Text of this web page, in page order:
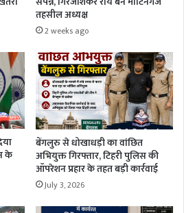
तहसील अध्यक्ष
2 weeks ago
के
बेंगलुरु से धोखाधड़ी का वांछित
अभियुक्त गिरफ्तार, टिहरी पुलिस की
ऑपरेशन प्रहार के तहत बड़ी कार्रवाई
July 3, 2026